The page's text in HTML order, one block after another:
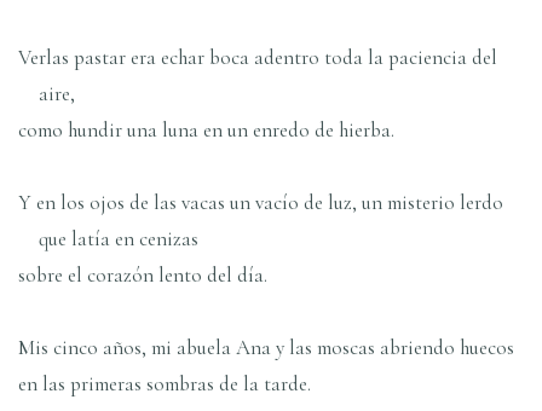
Verlas pastar era echar boca adentro toda la paciencia del
aire,
como hundir una luna en un enredo de hierba.
Y en los ojos de las vacas un vacío de luz, un misterio lerdo
que latía en cenizas
sobre el corazón lento del día.
Mis cinco años, mi abuela Ana y las moscas abriendo huecos
en las primeras sombras de la tarde.